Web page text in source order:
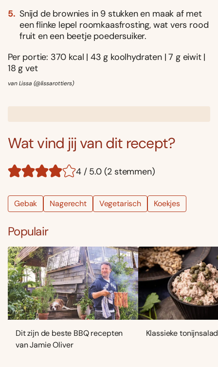
Snijd de brownies in 9 stukken en maak af met
een flinke lepel roomkaasfrosting, wat vers rood
fruit en een beetje poedersuiker.
Per portie: 370 kcal | 43 g koolhydraten | 7 g eiwit |
18 g vet
van Lissa (@lissarottiers)
Wat vind jij van dit recept?
4 / 5.0 (2 stemmen)
Gebak Nagerecht Vegetarisch Koekjes
Populair
Dit zijn de beste BBQ recepten
van Jamie Oliver
Klassieke